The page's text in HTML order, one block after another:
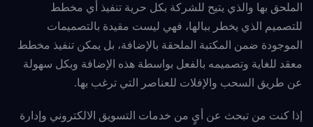
الملحق بها والذي يتيح للشركة بكل حرية تنفيذ أي مخطط
للتصميم الذي يخطر ببالها، فهي ليست مقيدة بالتصميمات
الموجودة ضمن المكتبة الملحقة بالإضافة، بل يمكن تنفيذ مخطط
معقد للغاية وتصميمه بالفعل بواسطة هذه الإضافة وبكل سهولة
عن طريق السحب والإفلات للعناصر التي ترغب بها.
إذا كنت من تبحث عن أيٍ من خدمات التسويق الالكتروني وإدارة